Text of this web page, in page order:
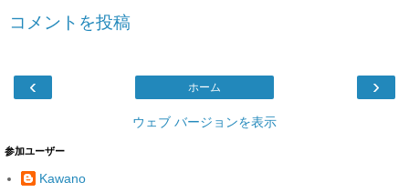
コメントを投稿
‹ ›
ホーム
ウェブ バージョンを表示
参加ユーザー
Kawano